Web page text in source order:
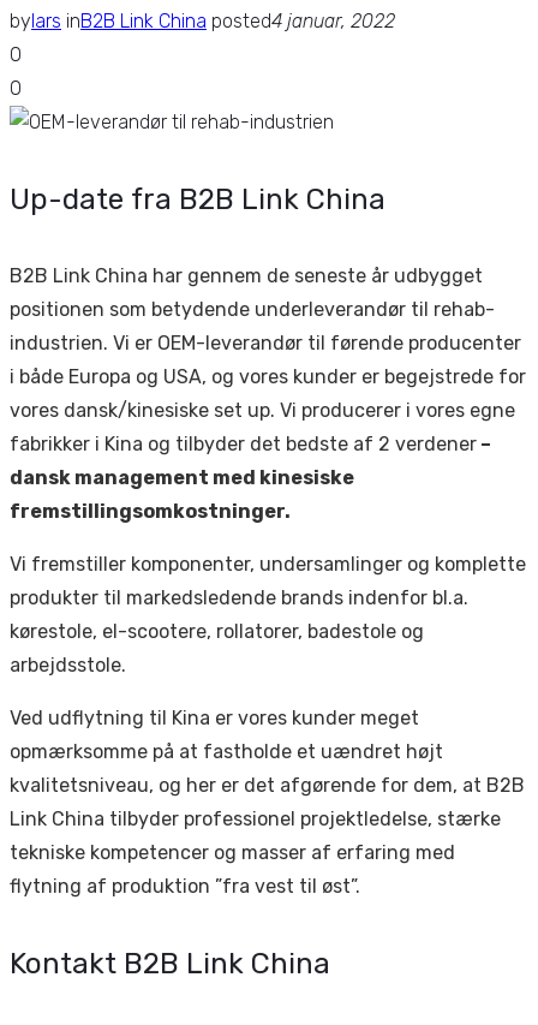
by lars inB2B Link China posted4 januar, 2022
0
0
Up-date fra B2B Link China
B2B Link China har gennem de seneste år udbygget
positionen som betydende underleverandør til rehab-
industrien. Vi er OEM-leverandør til førende producenter
i både Europa og USA, og vores kunder er begejstrede for
vores dansk/kinesiske set up. Vi producerer i vores egne
fabrikker i Kina og tilbyder det bedste af 2 verdener –
dansk management med kinesiske
fremstillingsomkostninger.
Vi fremstiller komponenter, undersamlinger og komplette
produkter til markedsledende brands indenfor bl.a.
kørestole, el-scootere, rollatorer, badestole og
arbejdsstole.
Ved udflytning til Kina er vores kunder meget
opmærksomme på at fastholde et uændret højt
kvalitetsniveau, og her er det afgørende for dem, at B2B
Link China tilbyder professionel projektledelse, stærke
tekniske kompetencer og masser af erfaring med
flytning af produktion ”fra vest til øst”.
Kontakt B2B Link China